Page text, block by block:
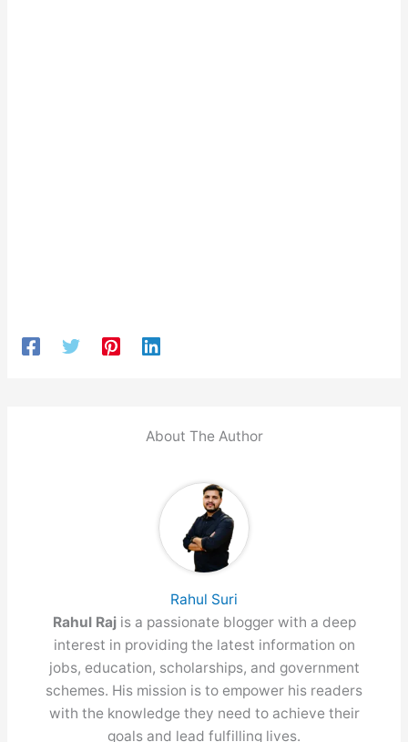
About The Author
Rahul Suri
Rahul Raj is a passionate blogger with a deep
interest in providing the latest information on
jobs, education, scholarships, and government
schemes. His mission is to empower his readers
with the knowledge they need to achieve their
goals and lead fulfilling lives.